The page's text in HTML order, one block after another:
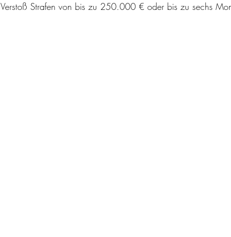
Strafen von bis zu 250.000 € oder bis zu sechs